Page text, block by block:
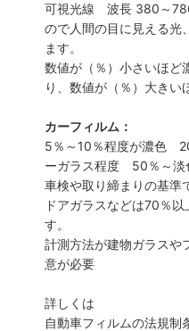
可視光線 波長 380～
ので人間の目に見える光
ます。
数値が（％）小さいほど
り、数値が（％）大きい
カーフィルム：
5％～10％程度が濃色
ーガラス程度 50％～淡
車検や取り締まりの基準
ドアガラスなどは70％
す。
計測方法が建物ガラスや
意が必要
詳しくは
自動車フィルムの法規制